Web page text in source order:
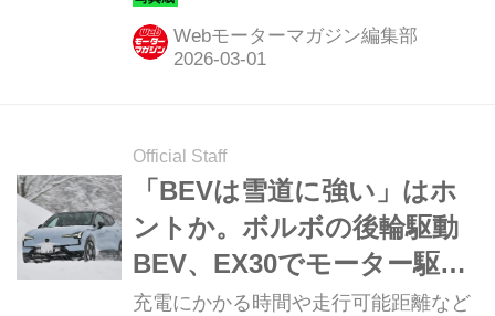
よう。
Webモーターマガジン編集部
Official Staff
「BEVは雪道に強い」はホ
ントか。ボルボの後輪駆動
BEV、EX30でモーター駆動
制御の所作を体感
充電にかかる時間や走行可能距離など